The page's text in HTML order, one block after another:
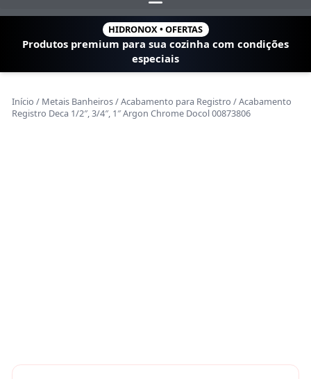
HIDRONOX • OFERTAS
Produtos premium para sua cozinha com condições
especiais
Início / Metais Banheiros/Acabamento para Registro / Acabamento
Registro Deca 1/2″, 3/4″, 1″ Argon Chrome Docol 00873806